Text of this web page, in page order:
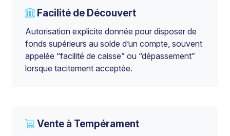
Facilité de Découvert
Autorisation explicite donnée pour disposer de
fonds supérieurs au solde d’un compte, souvent
appelée “facilité de caisse” ou “dépassement”
lorsque tacitement acceptée.
Vente à Tempérament